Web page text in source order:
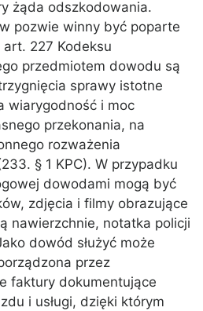
żąda odszkodowania.
pozwie winny być poparte
227 Kodeksu
przedmiotem dowodu są
sprawy istotne
wiarygodność i moc
przekonania, na
rozważenia
§ 1 KPC). W przypadku
dowodami mogą być
zdjęcia i filmy obrazujące
nawierzchnie, notatka policji
dowód służyć może
przez
faktury dokumentujące
i usługi, dzięki którym